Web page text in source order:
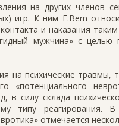
на других членов
игр. К ним E.Bern
и наказания
мужчина» с целью
на психические травмы,
«потенциального
в силу склада
типу реагирования. В
отмечается